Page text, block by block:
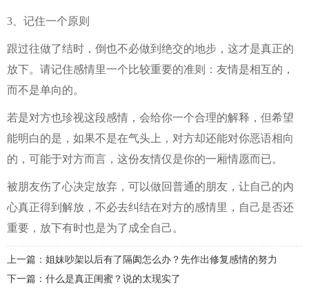
3、记住一个原则
跟过往做了结时，倒也不必做到绝交的地步，这才是真正的
放下。请记住感情里一个比较重要的准则：友情是相互的，
而不是单向的。
若是对方也珍视这段感情，会给你一个合理的解释，但希望
能明白的是，如果不是在气头上，对方却还能对你恶语相向
的，可能于对方而言，这份友情仅是你的一厢情愿而已。
被朋友伤了心决定放弃，可以做回普通的朋友，让自己的内
心真正得到解放，不必去纠结在对方的感情里，自己是否还
重要，放下有时也是为了成全自己。
上一篇：姐妹吵架以后有了隔阂怎么办？先作出修复感情的努力
下一篇：什么是真正闺蜜？说的太现实了